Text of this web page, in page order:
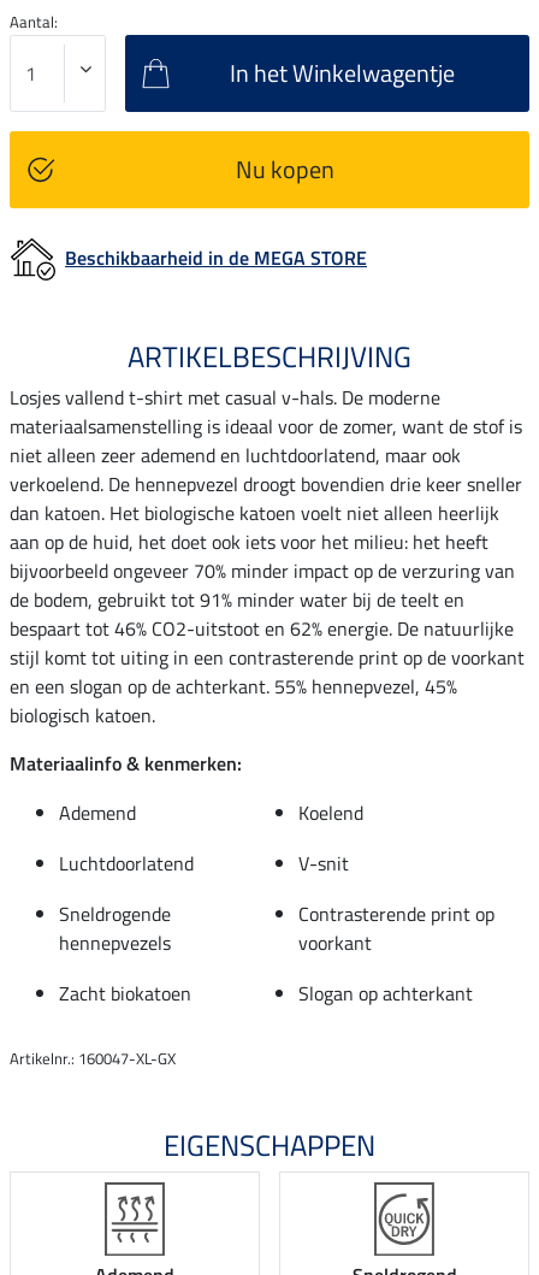
Aantal:
In het Winkelwagentje
Nu kopen
Beschikbaarheid in de MEGA STORE
ARTIKELBESCHRIJVING
Losjes vallend t-shirt met casual v-hals. De moderne
materiaalsamenstelling is ideaal voor de zomer, want de stof is
niet alleen zeer ademend en luchtdoorlatend, maar ook
verkoelend. De hennepvezel droogt bovendien drie keer sneller
dan katoen. Het biologische katoen voelt niet alleen heerlijk
aan op de huid, het doet ook iets voor het milieu: het heeft
bijvoorbeeld ongeveer 70% minder impact op de verzuring van
de bodem, gebruikt tot 91% minder water bij de teelt en
bespaart tot 46% CO2-uitstoot en 62% energie. De natuurlijke
stijl komt tot uiting in een contrasterende print op de voorkant
en een slogan op de achterkant. 55% hennepvezel, 45%
biologisch katoen.
Materiaalinfo & kenmerken:
Ademend
Koelend
Luchtdoorlatend
V-snit
Sneldrogende
hennepvezels
Contrasterende print op
voorkant
Zacht biokatoen
Slogan op achterkant
Artikelnr.: 160047-XL-GX
EIGENSCHAPPEN